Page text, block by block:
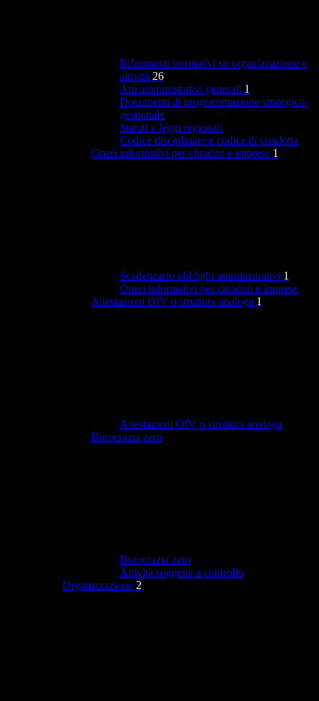
Riferimenti normativi su organizzazione e
attività 26
Atti amministrativi generali 1
Documenti di programmazione strategico-
gestionale
Statuti e leggi regionali
Codice disciplinare e codice di condotta
Oneri informativi per cittadini e imprese 1
Scadenzario obblighi amministrativi 1
Oneri informativi per cittadini e imprese
Attestazioni OIV o struttura analoga 1
Attestazioni OIV o struttura analoga
Burocrazia zero
Burocrazia zero
Attività soggette a controllo
Organizzazione 2